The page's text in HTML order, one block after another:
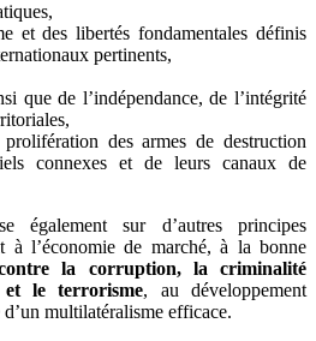
et des libertés fondamentales définis
pertinents,
que de l’indépendance, de l’intégrité
des armes de destruction
connexes et de leurs canaux de
également sur d’autres principes
à l’économie de marché, à la bonne
la corruption, la criminalité
et le terrorisme, au développement
multilatéralisme efficace.